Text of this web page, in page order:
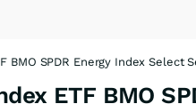
BMO SPDR Energy Index Select
ETF BMO